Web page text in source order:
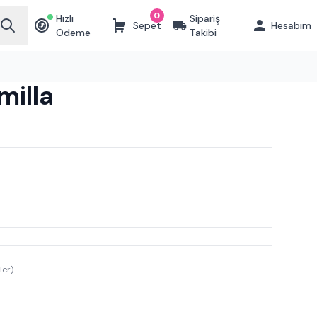
₺
Hızlı
Ödeme
Sepet
0
Sipariş
Takibi
Hesabım